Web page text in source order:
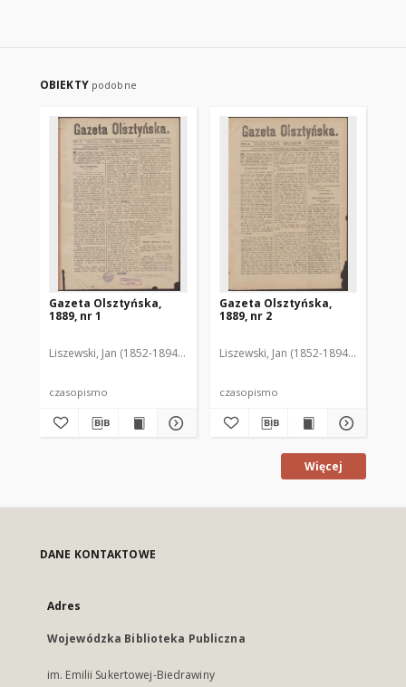
OBIEKTY podobne
Gazeta Olsztyńska,
1889, nr 1
Liszewski, Jan (1852-1894). Red.
czasopismo
Gazeta Olsztyńska,
1889, nr 2
Liszewski, Jan (1852-1894). Red.
czasopismo
Więcej
DANE KONTAKTOWE
Adres
Wojewódzka Biblioteka Publiczna
im. Emilii Sukertowej-Biedrawiny